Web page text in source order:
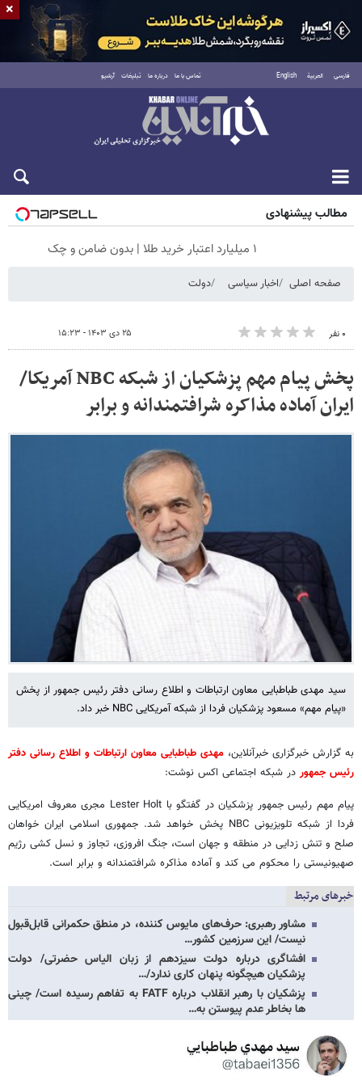
فارسی العربية English تماس با ما درباره ما تبلیغات آرشیو
جمعه ۱۶ مرداد ۱۴۰۵
مطالب پیشنهادی
۱ میلیارد اعتبار خرید طلا | بدون ضامن و چک
صفحه اصلی اخبار سیاسی دولت
۰ نفر ۲۵ دی ۱۴۰۳ - ۱۵:۲۳
پخش پیام مهم پزشکیان از شبکه NBC آمریکا/
ایران آماده مذاکره شرافتمندانه و برابر
سید مهدی طباطبایی معاون ارتباطات و اطلاع رسانی دفتر رئیس جمهور از پخش
«پیام مهم» مسعود پزشکیان فردا از شبکه آمریکایی NBC خبر داد.
به گزارش خبرگزاری خبرآنلاین، مهدی طباطبایی معاون ارتباطات و اطلاع رسانی دفتر
رئیس جمهور در شبکه اجتماعی اکس نوشت:
پیام مهم رئیس جمهور پزشکیان در گفتگو با Lester Holt مجری معروف امریکایی
فردا از شبکه تلویزیونی NBC پخش خواهد شد. جمهوری اسلامی ایران خواهان
صلح و تنش زدایی در منطقه و جهان است، جنگ افروزی، تجاوز و نسل کشی رژیم
صهیونیستی را محکوم می کند و آماده مذاکره شرافتمندانه و برابر است.
خبرهای مرتبط
مشاور رهبری: حرف‌های مایوس کننده، در منطق حکمرانی قابل‌قبول
نیست/ این سرزمین کشور…
افشاگری درباره دولت سیزدهم از زبان الیاس حضرتی/ دولت
پزشکیان هیچگونه پنهان کاری ندارد/…
پزشکیان با رهبر انقلاب درباره FATF به تفاهم رسیده است/ چینی
ها بخاطر عدم پیوستن به…
×